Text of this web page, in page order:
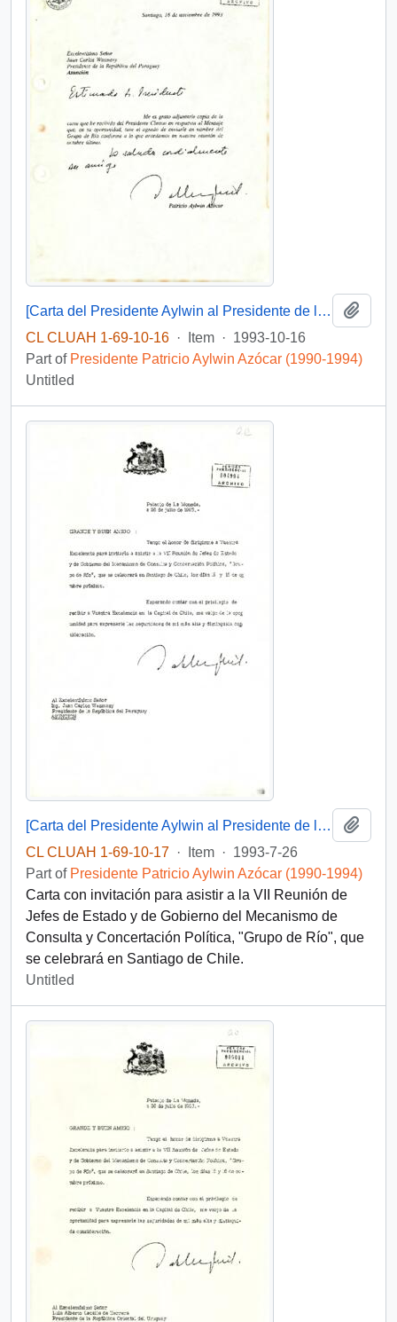
[Carta del Presidente Aylwin al Presidente de la República del Paraguay, adjuntando del Presidente Clinton]
CL CLUAH 1-69-10-16 · Item · 1993-10-16
Part of Presidente Patricio Aylwin Azócar (1990-1994)
Untitled
[Carta del Presidente Aylwin al Presidente de la República del Paraguay].
CL CLUAH 1-69-10-17 · Item · 1993-7-26
Part of Presidente Patricio Aylwin Azócar (1990-1994)
Carta con invitación para asistir a la VII Reunión de
Jefes de Estado y de Gobierno del Mecanismo de
Consulta y Concertación Política, "Grupo de Río", que
se celebrará en Santiago de Chile.
Untitled